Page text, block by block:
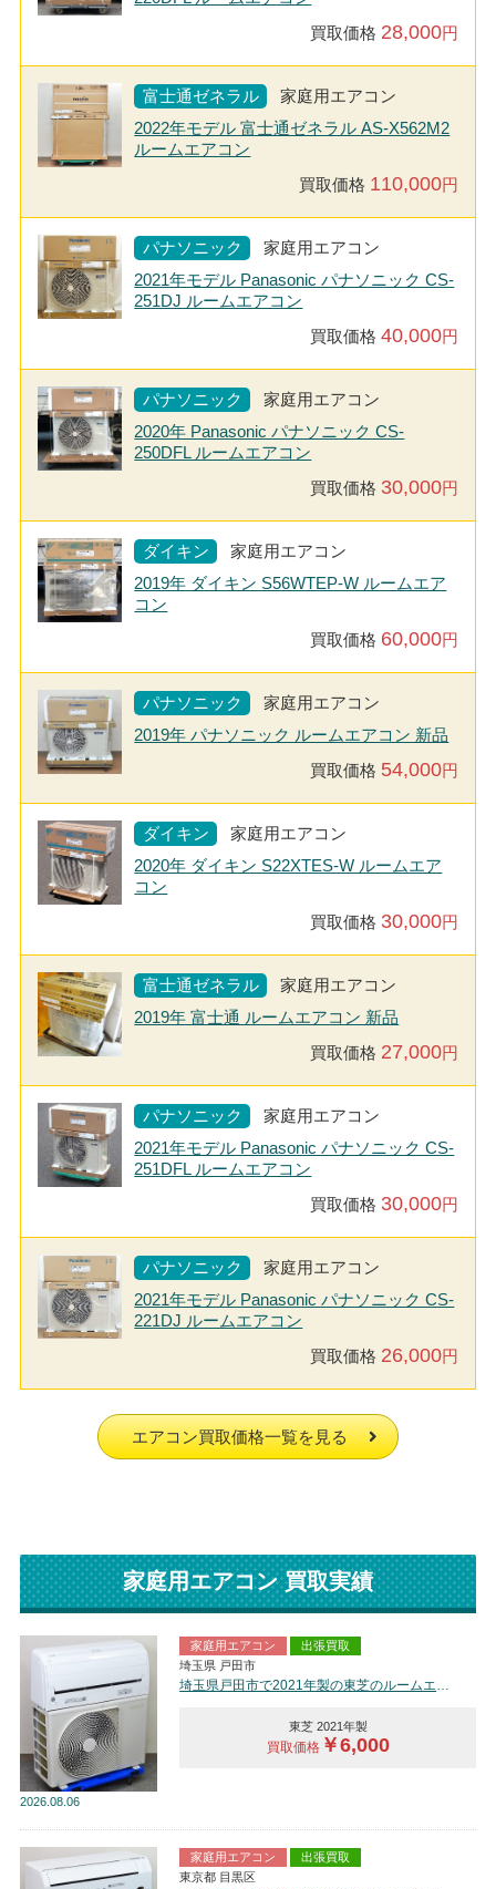
買取価格 28,000円
富士通ゼネラル
家庭用エアコン
2022年モデル 富士通ゼネラル AS-X562M2
ルームエアコン
買取価格 110,000円
パナソニック
家庭用エアコン
2021年モデル Panasonic パナソニック CS-
251DJ ルームエアコン
買取価格40,000円
パナソニック
家庭用エアコン
2020年 Panasonic パナソニック CS-
250DFL ルームエアコン
買取価格 30,000円
ダイキン
家庭用エアコン
2019年 ダイキン S56WTEP-W ルームエア
コン
買取価格 60,000円
パナソニック
家庭用エアコン
2019年 パナソニック ルームエアコン 新品
買取価格 54,000円
ダイキン
家庭用エアコン
2020年 ダイキン S22XTES-W ルームエア
コン
買取価格 30,000円
富士通ゼネラル
家庭用エアコン
2019年 富士通 ルームエアコン 新品
買取価格 27,000円
パナソニック
家庭用エアコン
2021年モデル Panasonic パナソニック CS-
251DFL ルームエアコン
買取価格 30,000円
パナソニック
家庭用エアコン
2021年モデル Panasonic パナソニック CS-
221DJ ルームエアコン
買取価格 26,000円
エアコン買取価格一覧を見る
家庭用エアコン 買取実績
2026 08.06
家庭用エアコン
出張買取
埼玉県 戸田市
東芝 2021年製
買取価格￥6,000
家庭用エアコン
出張買取
東京都 目黒区